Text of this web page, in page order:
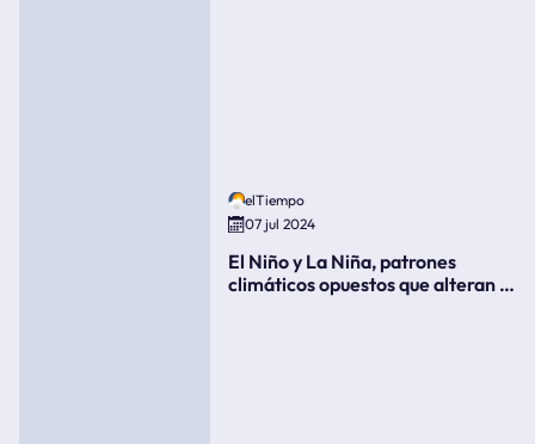
elTiempo
07 jul 2024
El Niño y La Niña, patrones
climáticos opuestos que alteran la